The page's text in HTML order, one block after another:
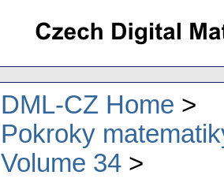
DML-CZ Home
Pokroky
Volume 34